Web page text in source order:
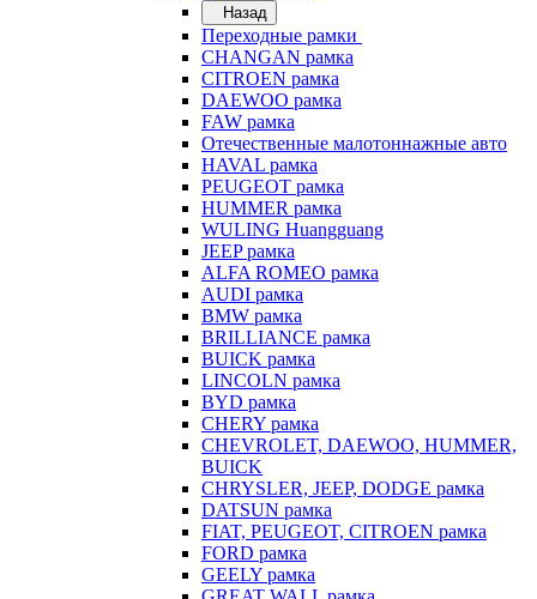
Назад
Переходные рамки
CHANGAN рамка
CITROEN рамка
DAEWOO рамка
FAW рамка
Отечественные малотоннажные авто
HAVAL рамка
PEUGEOT рамка
HUMMER рамка
WULING Huangguang
JEEP рамка
ALFA ROMEO рамка
AUDI рамка
BMW рамка
BRILLIANCE рамка
BUICK рамка
LINCOLN рамка
BYD рамка
CHERY рамка
CHEVROLET, DAEWOO, HUMMER,
BUICK
CHRYSLER, JEEP, DODGE рамка
DATSUN рамка
FIAT, PEUGEOT, CITROEN рамка
FORD рамка
GEELY рамка